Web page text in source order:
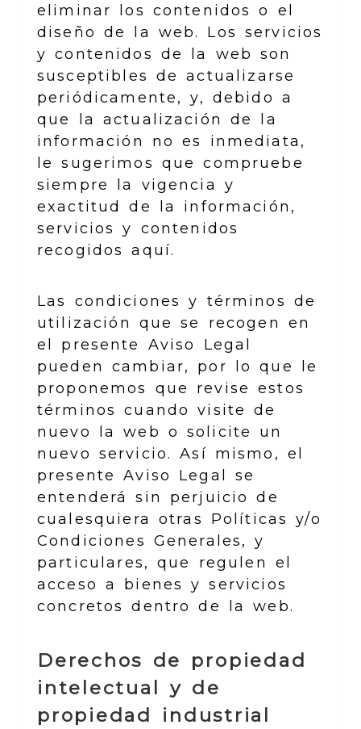
eliminar los contenidos o el
diseño de la web. Los servicios
y contenidos de la web son
susceptibles de actualizarse
periódicamente, y, debido a
que la actualización de la
información no es inmediata,
le sugerimos que compruebe
siempre la vigencia y
exactitud de la información,
servicios y contenidos
recogidos aquí.
Las condiciones y términos de
utilización que se recogen en
el presente Aviso Legal
pueden cambiar, por lo que le
proponemos que revise estos
términos cuando visite de
nuevo la web o solicite un
nuevo servicio. Así mismo, el
presente Aviso Legal se
entenderá sin perjuicio de
cualesquiera otras Políticas y/o
Condiciones Generales, y
particulares, que regulen el
acceso a bienes y servicios
concretos dentro de la web.
Derechos de propiedad
intelectual y de
propiedad industrial